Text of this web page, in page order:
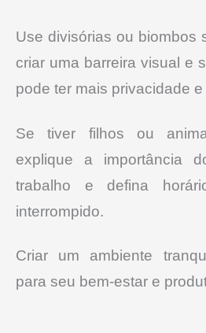
Use divisórias ou biombos
criar uma barreira visual e
pode ter mais privacidade
Se tiver filhos ou
explique a importância
trabalho e defina
interrompido.
Criar um ambiente
para seu bem-estar e